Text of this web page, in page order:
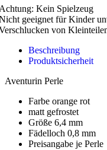
Kein Spielzeug
geeignet für Kinder
von
Beschreibung
Produktsicherheit
Aventurin Perle
Farbe orange rot
matt gefrostet
Größe 6,4 mm
Fädelloch 0,8 mm
Preisangabe je Perle